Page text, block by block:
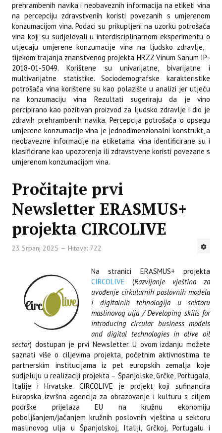
prehrambenih navika i neobaveznih informacija na etiketi vina
na percepciju zdravstvenih koristi povezanih s umjerenom
konzumacijom vina. Podaci su prikupljeni na uzorku potrošača
vina koji su sudjelovali u interdisciplinarnom eksperimentu o
utjecaju umjerene konzumacije vina na ljudsko zdravlje,
tijekom trajanja znanstvenog projekta HRZZ Vinum Sanum IP-
2018-01-5049. Korištene su univarijatne, bivarijatne i
multivarijatne statistike. Sociodemografske karakteristike
potrošača vina korištene su kao polazište u analizi jer utječu
na konzumaciju vina. Rezultati sugeriraju da je vino
percipirano kao pozitivan proizvod za ljudsko zdravlje i dio je
zdravih prehrambenih navika. Percepcija potrošača o opsegu
umjerene konzumacije vina je jednodimenzionalni konstrukt, a
neobavezne informacije na etiketama vina identificirane su i
klasificirane kao upozorenja ili zdravstvene koristi povezane s
umjerenom konzumacijom vina.
Pročitajte prvi
Newsletter ERASMUS+
projekta CIRCOLIVE
23 Srpanj 2025 Hitova: 722
Na stranici ERASMUS+ projekta
CIRCOLIVE (Razvijanje vještina za
uvođenje cirkularnih poslovnih modela
i digitalnih tehnologija u sektoru
maslinovog ulja / Developing skills for
introducing circular business models
and digital technologies in olive oil
sector) dostupan je prvi Newsletter. U ovom izdanju možete
saznati više o ciljevima projekta, početnim aktivnostima te
partnerskim institucijama iz pet europskih zemalja koje
sudjeluju u realizaciji projekta – Španjolske, Grčke, Portugala,
Italije i Hrvatske. CIRCOLIVE je projekt koji sufinancira
Europska izvršna agencija za obrazovanje i kulturu s ciljem
podrške prijelaza EU na kružnu ekonomiju
poboljšanjem/jačanjem kružnih poslovnih vještina u sektoru
maslinovog ulja u Španjolskoj, Italiji, Grčkoj, Portugalu i